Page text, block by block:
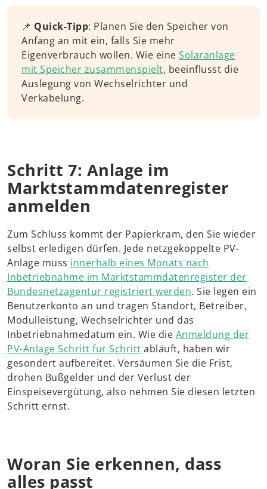
📌 Quick-Tipp: Planen Sie den Speicher von
Anfang an mit ein, falls Sie mehr
Eigenverbrauch wollen. Wie eine Solaranlage
mit Speicher zusammenspielt, beeinflusst die
Auslegung von Wechselrichter und
Verkabelung.
Schritt 7: Anlage im
Marktstammdatenregister
anmelden
Zum Schluss kommt der Papierkram, den Sie wieder
selbst erledigen dürfen. Jede netzgekoppelte PV-
Anlage muss innerhalb eines Monats nach
Inbetriebnahme im Marktstammdatenregister der
Bundesnetzagentur registriert werden. Sie legen ein
Benutzerkonto an und tragen Standort, Betreiber,
Modulleistung, Wechselrichter und das
Inbetriebnahmedatum ein. Wie die Anmeldung der
PV-Anlage Schritt für Schritt abläuft, haben wir
gesondert aufbereitet. Versäumen Sie die Frist,
drohen Bußgelder und der Verlust der
Einspeisevergütung, also nehmen Sie diesen letzten
Schritt ernst.
Woran Sie erkennen, dass
alles passt